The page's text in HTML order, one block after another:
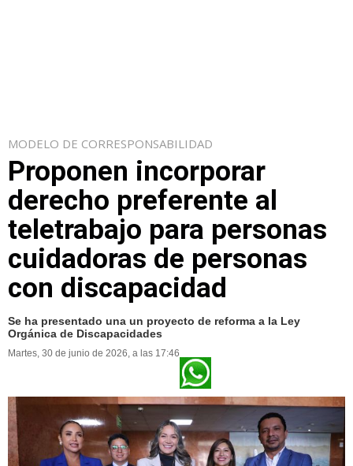
MODELO DE CORRESPONSABILIDAD
Proponen incorporar
derecho preferente al
teletrabajo para personas
cuidadoras de personas
con discapacidad
Se ha presentado una un proyecto de reforma a la Ley
Orgánica de Discapacidades
Martes, 30 de junio de 2026, a las 17:46